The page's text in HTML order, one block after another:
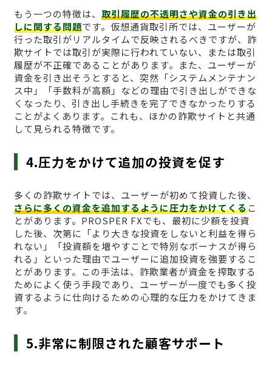
もう一つの特徴は、 取引履歴の不透明さや資金の引き出
しに関する問題です。仮想通貨取引所では、ユーザーが
行った取引がリアルタイムで反映されるべきですが、詐
欺サイトでは取引が実際に行われていない、または取引
履歴が不正確であることがあります。また、ユーザーが
資金を引き出そうとすると、突然「システムメンテナン
ス中」「手数料が高額」などの理由で引き出しができな
くなったり、引き出し手続きを完了できなかったりする
ことがよくあります。これも、ほかの詐欺サイトと共通
して見られる特徴です。
4.圧力をかけて追加の投資を促す
多くの詐欺サイトでは、ユーザーが初めて投資した後、
さらに多くの資金を追加するように圧力をかけてくるこ
とがあります。PROSPER FXでも、最初に少額を投資
した後、次第に「より大きな投資をしないと利益を得ら
れない」「投資額を増やすことで特別なボーナスが得ら
れる」といった理由でユーザーに追加投資を強要するこ
とがあります。この手法は、詐欺業者が資金を搾取する
ためによく使う手段であり、ユーザーが一度でも多く投
資するように仕向けるための心理的な圧力をかけてきま
す。
5.非常に制限された顧客サポート